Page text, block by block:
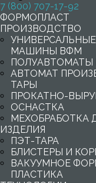
7 (800) 707-17-92
ФОРМОПЛАСТ
ПРОИЗВОДСТВО
МАШИНЫ ВФМ
ПОЛУАВТОМАТЫ
АВТОМАТ
ТАРЫ
ПРОКАТНО-
ОСНАСТКА
МЕХОБРАБОТКА
ИЗДЕЛИЯ
ПЭТ-ТАРА
БЛИСТЕРЫ И
ВАКУУМНОЕ
ПЛАСТИКА